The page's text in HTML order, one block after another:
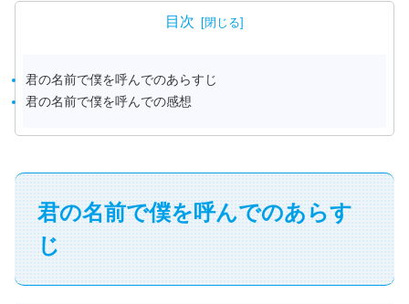
目次
君の名前で僕を呼んでのあらすじ
君の名前で僕を呼んでの感想
君の名前で僕を呼んでのあらす
じ